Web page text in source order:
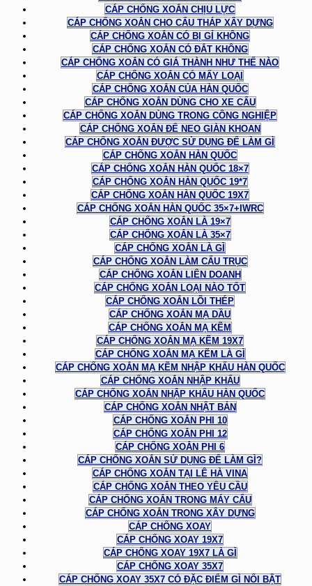
CÁP CHỐNG XOẮN CHỊU LỰC
CÁP CHỐNG XOẮN CHO CẨU THÁP XÂY DỰNG
CÁP CHỐNG XOẮN CÓ BỊ GỈ KHÔNG
CÁP CHỐNG XOẮN CÓ ĐẮT KHÔNG
CÁP CHỐNG XOẮN CÓ GIÁ THÀNH NHƯ THẾ NÀO
CÁP CHỐNG XOẮN CÓ MẤY LOẠI
CÁP CHỐNG XOẮN CỦA HÀN QUỐC
CÁP CHỐNG XOẮN DÙNG CHO XE CẨU
CÁP CHỐNG XOẮN DÙNG TRONG CÔNG NGHIỆP
CÁP CHỐNG XOẮN ĐỂ NEO GIÀN KHOAN
CÁP CHỐNG XOẮN ĐƯỢC SỬ DỤNG ĐỂ LÀM GÌ
CÁP CHỐNG XOẮN HÀN QUỐC
CÁP CHỐNG XOẮN HÀN QUỐC 18×7
CÁP CHỐNG XOẮN HÀN QUỐC 19*7
CÁP CHỐNG XOẮN HÀN QUỐC 19X7
CÁP CHỐNG XOẮN HÀN QUỐC 35×7+IWRC
CÁP CHỐNG XOẮN LÀ 19×7
CÁP CHỐNG XOẮN LÀ 35×7
CÁP CHỐNG XOẮN LÀ GÌ
CÁP CHỐNG XOẮN LÀM CẨU TRỤC
CÁP CHỐNG XOẮN LIÊN DOANH
CÁP CHỐNG XOẮN LOẠI NÀO TỐT
CÁP CHỐNG XOẮN LÕI THÉP
CÁP CHỐNG XOẮN MẠ DẦU
CÁP CHỐNG XOẮN MẠ KẼM
CÁP CHỐNG XOẮN MẠ KẼM 19X7
CÁP CHỐNG XOẮN MẠ KẼM LÀ GÌ
CÁP CHỐNG XOẮN MẠ KẼM NHẬP KHẨU HÀN QUỐC
CÁP CHỐNG XOẮN NHẬP KHẨU
CÁP CHỐNG XOẮN NHẬP KHẨU HÀN QUỐC
CÁP CHỐNG XOẮN NHẬT BẢN
CÁP CHỐNG XOẮN PHI 10
CÁP CHỐNG XOẮN PHI 12
CÁP CHỐNG XOẮN PHI 6
CÁP CHỐNG XOẮN SỬ DỤNG ĐỂ LÀM GÌ?
CÁP CHỐNG XOẮN TẠI LÊ HÀ VINA
CÁP CHỐNG XOẮN THEO YÊU CẦU
CÁP CHỐNG XOẮN TRONG MÁY CẨU
CÁP CHỐNG XOẮN TRONG XÂY DỰNG
CÁP CHỐNG XOAY
CÁP CHỐNG XOAY 19X7
CÁP CHỐNG XOAY 19X7 LÀ GÌ
CÁP CHỐNG XOAY 35X7
CÁP CHỐNG XOAY 35X7 CÓ ĐẶC ĐIỂM GÌ NỔI BẬT